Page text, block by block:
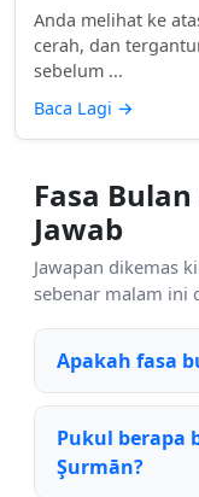
Anda melihat ke
cerah, dan
sebelum ...
Baca Lagi →
Fasa
Jawab
Jawapan dikemas
sebenar malam ini
Apakah fasa
Pukul berapa
Şurmān?